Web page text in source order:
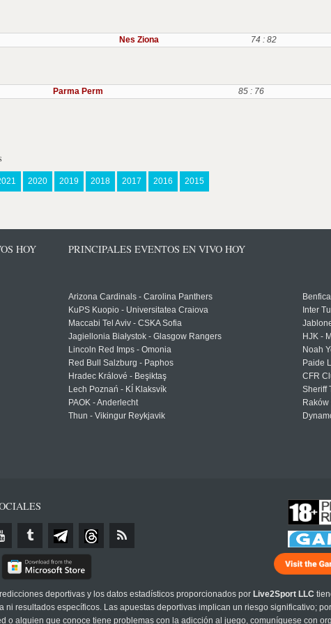
Nes Ziona 74 : 82
Parma Perm 85 : 76
2020 2019 2018 2017 2016 2015
HOY PRINCIPALES EVENTOS EN VIVO HOY
Arizona Cardinals - Carolina Panthers
KuPS Kuopio - Universitatea Craiova
Maccabi Tel Aviv - CSKA Sofia
Jagiellonia Białystok - Glasgow Rangers
Lincoln Red Imps - Omonia
Red Bull Salzburg - Paphos
Hradec Králové - Beşiktaş
Lech Poznań - KÍ Klaksvík
PAOK - Anderlecht
Thun - Vikingur Reykjavik
Inter
HJK -
Noah
Paide
CFR
Sheriff
deportivas y los datos estadísticos proporcionados por Live2Sport LLC
resultados específicos. Las apuestas deportivas implican un riesgo significativo;
o alguien que conoce tiene problemas con la adicción al juego, comuníquese con